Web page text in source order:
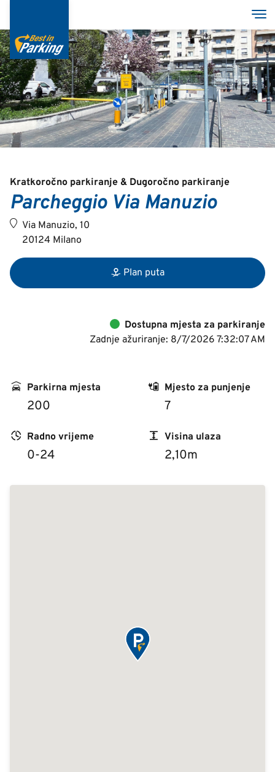
glavni
sadržaj
Services
Garages
Group
MyBestInParking - ONLINE
Kratkoročno parkiranje & Dugoročno parkiranje
Parcheggio Via Manuzio
Via Manuzio, 10
20124 Milano
Plan puta
Dostupna mjesta za parkiranje
Zadnje ažuriranje: 8/7/2026 7:32:07 AM
Parkirna mjesta
200
Mjesto za punjenje
7
Radno vrijeme
0-24
Visina ulaza
2,10m